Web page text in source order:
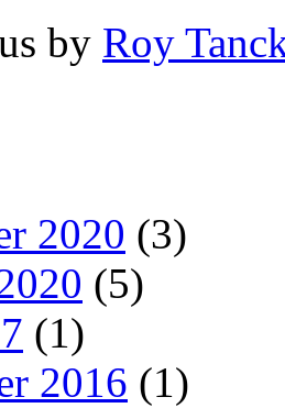
by Roy
2020 (3)
(5)
(1)
2016 (1)